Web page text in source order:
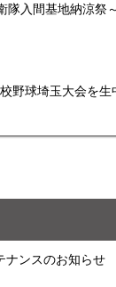
隊入間基地納涼祭
野球埼玉大会を生
ンスのお知らせ